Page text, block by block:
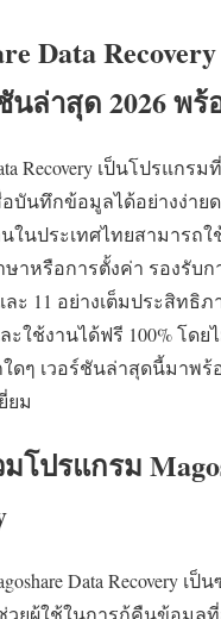
Data
นล่าสุด 2026 พ
Recovery เป็นโปรแก
บันทึกข้อมูลได้อย่างง่ายด
ในประเทศไทยสามารถ
าหรือการตั้งค่า รองรับก
และ 11 อย่างเต็มประสิท
ใช้งานได้ฟรี 100% โดย
ดๆ เวอร์ชันล่าสุดนี้มาพร้
ยม
โปรแกรม
Data Recovery เ